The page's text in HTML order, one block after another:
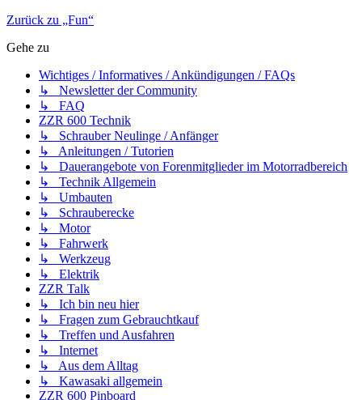
Zurück zu „Fun“
Gehe zu
Wichtiges / Informatives / Ankündigungen / FAQs
↳ Newsletter der Community
↳ FAQ
ZZR 600 Technik
↳ Schrauber Neulinge / Anfänger
↳ Anleitungen / Tutorien
↳ Dauerangebote von Forenmitglieder im Motorradbereich
↳ Technik Allgemein
↳ Umbauten
↳ Schrauberecke
↳ Motor
↳ Fahrwerk
↳ Werkzeug
↳ Elektrik
ZZR Talk
↳ Ich bin neu hier
↳ Fragen zum Gebrauchtkauf
↳ Treffen und Ausfahren
↳ Internet
↳ Aus dem Alltag
↳ Kawasaki allgemein
ZZR 600 Pinboard